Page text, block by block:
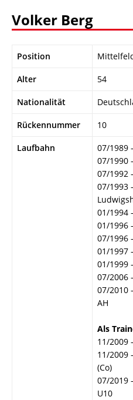
Volker Berg
Position
Alter 54
Nationalität
Rückennummer 10
Laufbahn
07/1989
07/1990
07/1992
07/1993
01/1994
01/1996
07/1996
01/1997
01/1999
07/2006
07/2010
AH
Als
11/2009
11/2009
(Co)
07/2019
U10